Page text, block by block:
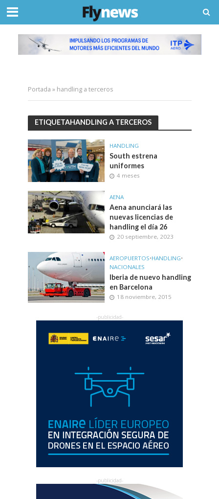
Portada » handling a terceros
ETIQUETAHANDLING A TERCEROS
HANDLING
South estrena
uniformes
4 meses
AENA
Aena anunciará las
nuevas licencias de
handling el día 26
20 septiembre, 2023
AEROPUERTOS•HANDLING•
NACIONALES
Iberia de nuevo handling
en Barcelona
18 noviembre, 2015